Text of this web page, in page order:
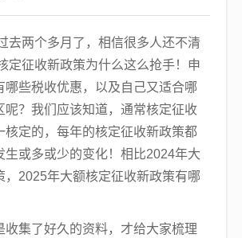
两个多月了，相信很多人还不清
定征收新政策为什么这么抢手！申
哪些税收优惠，以及自己又适合哪
呢？我们应该知道，通常核定征收
核定的，每年的核定征收新政策都
生或多或少的变化！相比2024年大
，2025年大额核定征收新政策有哪
集了好久的资料，才给大家梳理